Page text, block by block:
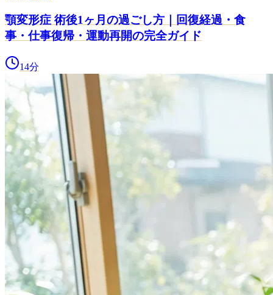
顎変形症 術後1ヶ月の過ごし方｜回復経過・食
事・仕事復帰・運動再開の完全ガイド
14分